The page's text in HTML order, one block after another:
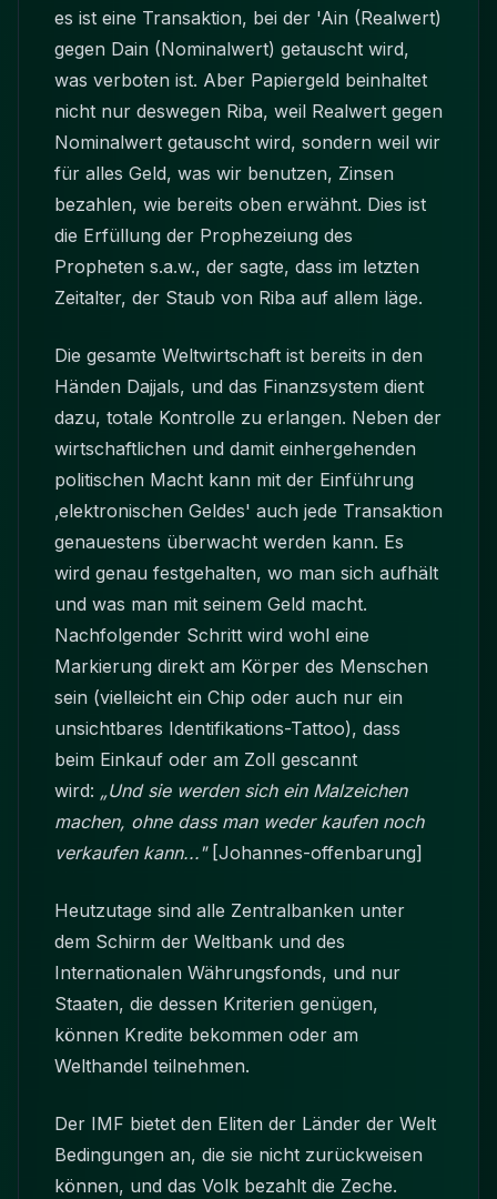
es ist eine Transaktion, bei der 'Ain (Realwert)
gegen Dain (Nominalwert) getauscht wird,
was verboten ist. Aber Papiergeld beinhaltet
nicht nur deswegen Riba, weil Realwert gegen
Nominalwert getauscht wird, sondern weil wir
für alles Geld, was wir benutzen, Zinsen
bezahlen, wie bereits oben erwähnt. Dies ist
die Erfüllung der Prophezeiung des
Propheten s.a.w., der sagte, dass im letzten
Zeitalter, der Staub von Riba auf allem läge.
Die gesamte Weltwirtschaft ist bereits in den
Händen Dajjals, und das Finanzsystem dient
dazu, totale Kontrolle zu erlangen. Neben der
wirtschaftlichen und damit einhergehenden
politischen Macht kann mit der Einführung
‚elektronischen Geldes' auch jede Transaktion
genauestens überwacht werden kann. Es
wird genau festgehalten, wo man sich aufhält
und was man mit seinem Geld macht.
Nachfolgender Schritt wird wohl eine
Markierung direkt am Körper des Menschen
sein (vielleicht ein Chip oder auch nur ein
unsichtbares Identifikations-Tattoo), dass
beim Einkauf oder am Zoll gescannt
wird: „Und sie werden sich ein Malzeichen
machen, ohne dass man weder kaufen noch
verkaufen kann..." [Johannes-offenbarung]
Heutzutage sind alle Zentralbanken unter
dem Schirm der Weltbank und des
Internationalen Währungsfonds, und nur
Staaten, die dessen Kriterien genügen,
können Kredite bekommen oder am
Welthandel teilnehmen.
Der IMF bietet den Eliten der Länder der Welt
Bedingungen an, die sie nicht zurückweisen
können, und das Volk bezahlt die Zeche.